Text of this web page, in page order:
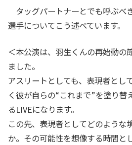
タッグパートナーとでも呼ぶべ
選手についてこう述べています。
＜本公演は、羽生くんの再始動の
ました。
アスリートとしても、表現者とし
く彼が自らの“これまで”を塗り替
るLIVEになります。
この先、表現者としてどのような
か。その可能性を想像する時間と